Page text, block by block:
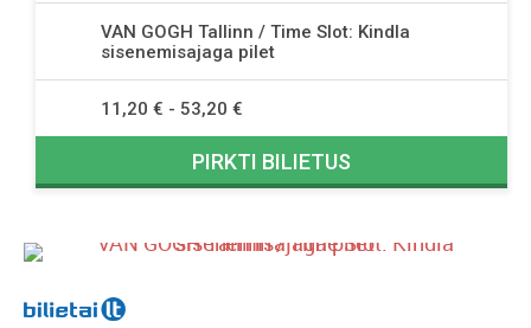
VAN GOGH Tallinn / Time Slot: Kindla
sisenemisajaga pilet
11,20 € - 53,20 €
PIRKTI BILIETUS